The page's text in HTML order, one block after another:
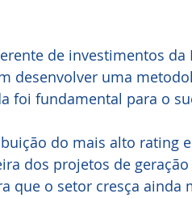
de investimentos
desenvolver uma
foi fundamental para o
do mais alto rating
dos projetos de
que o setor cresça ainda